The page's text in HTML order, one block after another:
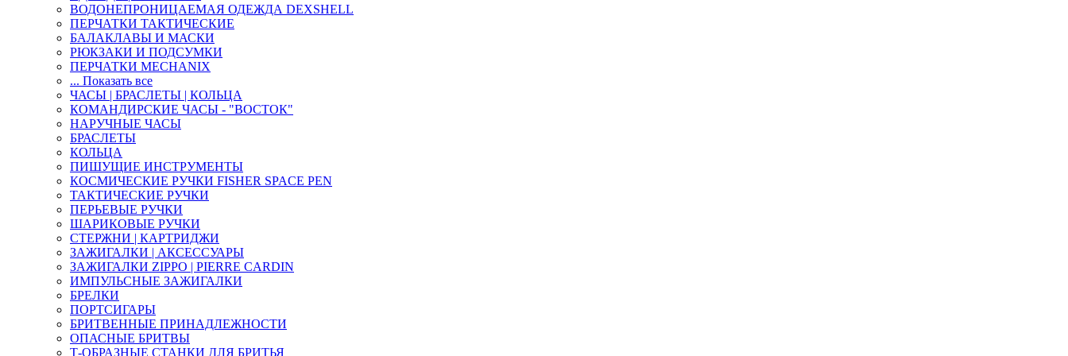
ВОДОНЕПРОНИЦАЕМАЯ ОДЕЖДА DEXSHELL
ПЕРЧАТКИ ТАКТИЧЕСКИЕ
БАЛАКЛАВЫ И МАСКИ
РЮКЗАКИ И ПОДСУМКИ
ПЕРЧАТКИ MECHANIX
... Показать все
ЧАСЫ | БРАСЛЕТЫ | КОЛЬЦА
КОМАНДИРСКИЕ ЧАСЫ - "ВОСТОК"
НАРУЧНЫЕ ЧАСЫ
БРАСЛЕТЫ
КОЛЬЦА
ПИШУЩИЕ ИНСТРУМЕНТЫ
КОСМИЧЕСКИЕ РУЧКИ FISHER SPACE PEN
ТАКТИЧЕСКИЕ РУЧКИ
ПЕРЬЕВЫЕ РУЧКИ
ШАРИКОВЫЕ РУЧКИ
СТЕРЖНИ | КАРТРИДЖИ
ЗАЖИГАЛКИ | АКСЕССУАРЫ
ЗАЖИГАЛКИ ZIPPO | PIERRE CARDIN
ИМПУЛЬСНЫЕ ЗАЖИГАЛКИ
БРЕЛКИ
ПОРТСИГАРЫ
БРИТВЕННЫЕ ПРИНАДЛЕЖНОСТИ
ОПАСНЫЕ БРИТВЫ
Т-ОБРАЗНЫЕ СТАНКИ ДЛЯ БРИТЬЯ